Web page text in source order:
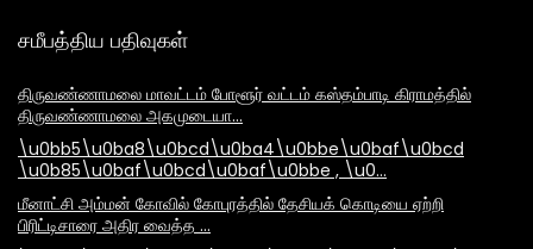
சமீபத்திய பதிவுகள்
திருவண்ணாமலை மாவட்டம் போளூர் வட்டம் கஸ்தம்பாடி கிராமத்தில்
திருவண்ணாமலை அகமுடையா…
\u0bb5\u0ba8\u0bcd\u0ba4\u0bbe\u0baf\u0bcd
\u0b85\u0baf\u0bcd\u0baf\u0bbe , \u0…
மீனாட்சி அம்மன் கோவில் கோபுரத்தில் தேசியக் கொடியை ஏற்றி
பிரிட்டிசாரை அதிர வைத்த …